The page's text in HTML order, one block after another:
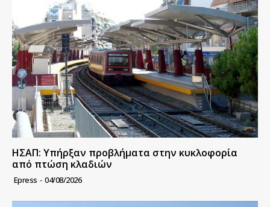
ΗΣΑΠ: Υπήρξαν προβλήματα στην κυκλοφορία
από πτώση κλαδιών
Epress - 04/08/2026